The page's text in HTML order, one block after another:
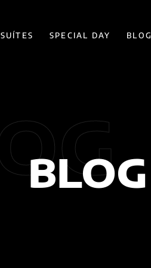
SUÍTES SPECIAL DAY BLOG
BLOG